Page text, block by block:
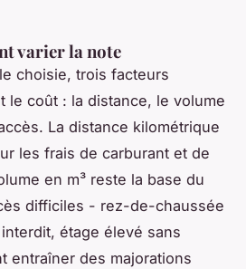
varier la note
choisie, trois facteurs
le coût : la distance, le volume
La distance kilométrique
les frais de carburant et de
en m³ reste la base du
difficiles - rez-de-chaussée
étage élevé sans
entraîner des majorations